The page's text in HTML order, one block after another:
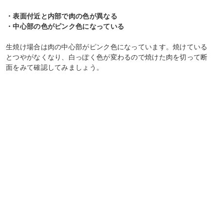
・表面付近と内部で肉の色が異なる
・中心部の色がピンク色になっている
生焼け場合は肉の中心部がピンク色になっています。焼けている
とつやがなくなり、白っぽく色が変わるので焼けた肉を切って断
面をみて確認してみましょう。